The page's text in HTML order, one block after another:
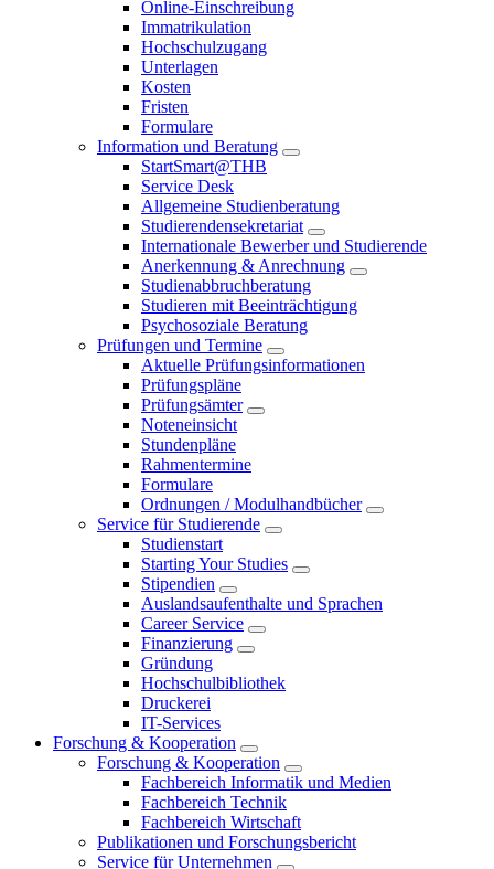
Online-Einschreibung
Immatrikulation
Hochschulzugang
Unterlagen
Kosten
Fristen
Formulare
Information und Beratung
StartSmart@THB
Service Desk
Allgemeine Studienberatung
Studierendensekretariat
Internationale Bewerber und Studierende
Anerkennung & Anrechnung
Studienabbruchberatung
Studieren mit Beeinträchtigung
Psychosoziale Beratung
Prüfungen und Termine
Aktuelle Prüfungsinformationen
Prüfungspläne
Prüfungsämter
Noteneinsicht
Stundenpläne
Rahmentermine
Formulare
Ordnungen / Modulhandbücher
Service für Studierende
Studienstart
Starting Your Studies
Stipendien
Auslandsaufenthalte und Sprachen
Career Service
Finanzierung
Gründung
Hochschulbibliothek
Druckerei
IT-Services
Forschung & Kooperation
Forschung & Kooperation
Fachbereich Informatik und Medien
Fachbereich Technik
Fachbereich Wirtschaft
Publikationen und Forschungsbericht
Service für Unternehmen